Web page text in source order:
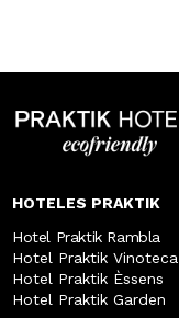
HOTELES PRAKTIK
Hotel Praktik Rambla
Hotel Praktik Vinoteca
Hotel Praktik Èssens
Hotel Praktik Garden